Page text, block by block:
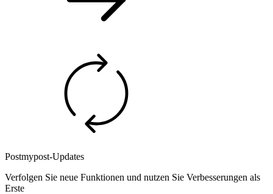
Postmypost-Updates
Verfolgen Sie neue Funktionen und nutzen Sie Verbesserungen als
Erste